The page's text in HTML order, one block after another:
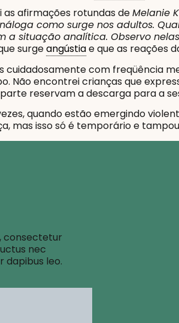
afirmações rotundas deMelanie
como surge nos adultos.
a situação analítica. Observo
surgeangústiae que as reações
cuidadosamente com freqüência
Não encontrei crianças que
reservam a descarga para a
quando estão emergindo
mas isso só é temporário e
consectetur
nec
dapibus leo.